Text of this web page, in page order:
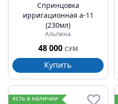
Спринцовка
ирригационная а-11
(230мл)
Альпина
48 000 СУМ
Купить
есть в наличии